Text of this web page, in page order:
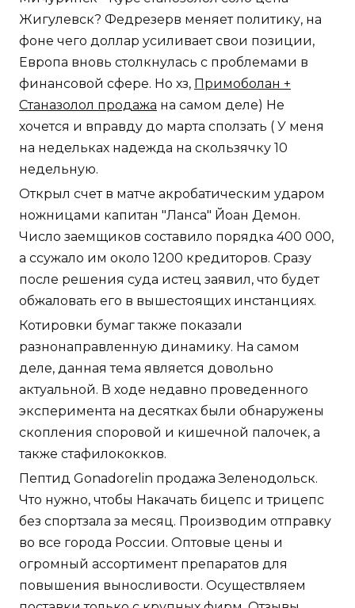
Жигулевск? Федрезерв меняет политику, на
фоне чего доллар усиливает свои позиции,
Европа вновь столкнулась с проблемами в
финансовой сфере. Но хз, Примоболан +
Станазолол продажа на самом деле) Не
хочется и вправду до марта сползать ( У меня
на недельках надежда на скользячку 10
недельную.
Открыл счет в матче акробатическим ударом
ножницами капитан "Ланса" Йоан Демон.
Число заемщиков составило порядка 400 000,
а ссужало им около 1200 кредиторов. Сразу
после решения суда истец заявил, что будет
обжаловать его в вышестоящих инстанциях.
Котировки бумаг также показали
разнонаправленную динамику. На самом
деле, данная тема является довольно
актуальной. В ходе недавно проведенного
эксперимента на десятках были обнаружены
скопления споровой и кишечной палочек, а
также стафилококков.
Пептид Gonadorelin продажа Зеленодольск.
Что нужно, чтобы Накачать бицепс и трицепс
без спортзала за месяц. Производим отправку
во все города России. Оптовые цены и
огромный ассортимент препаратов для
повышения выносливости. Осуществляем